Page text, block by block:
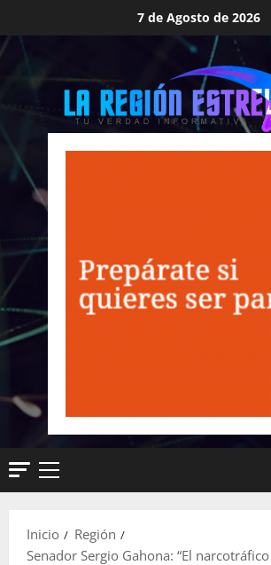
al
contenido
7 de Agosto de 2026
Menú
Inicio
Región
Senador Sergio Gahona: “El